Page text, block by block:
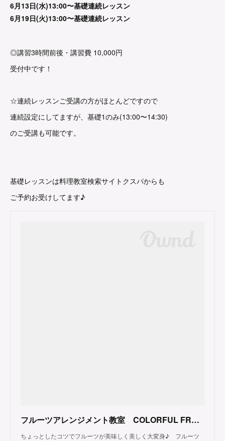
6月13日(水)13:00〜基礎連続レッスン
6月19日(火)13:00〜基礎連続レッスン
◎講習3時間前後・講習費 10,000円
受付中です！
☆連続レッスンご受講の方がほとんどですので
連続設定にしてますが、基礎1のみ(13:00〜14:30)
のご受講も可能です。
基礎レッスンは料理教室検索サイトクスパからも
ご予約お受けしてます♪
フルーツアレンジメント教室 COLORFUL FRUITS（東京都大田区）
ちょっとしたコツでフルーツが美味しく美しく大変身♪ フルーツ